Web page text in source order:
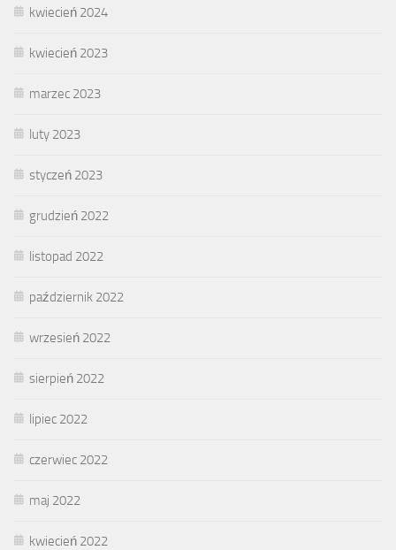
kwiecień 2024
kwiecień 2023
marzec 2023
luty 2023
styczeń 2023
grudzień 2022
listopad 2022
październik 2022
wrzesień 2022
sierpień 2022
lipiec 2022
czerwiec 2022
maj 2022
kwiecień 2022